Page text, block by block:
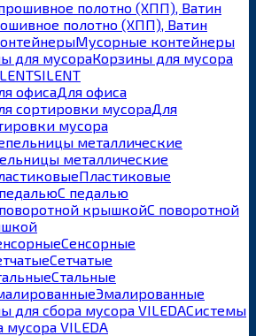
полотно (ХПП), Ватин
Мусорные контейнеры
Корзины для мусора
SILENT
Для офиса
Для
мусора
металлические
Пластиковые
С педалью
С поворотной
Сенсорные
Сетчатые
Стальные
Эмалированные
Системы
мусора VILEDA